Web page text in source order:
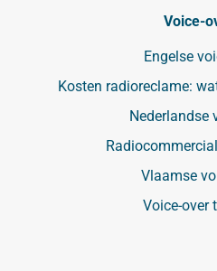
Voice-
Engelse
Kosten radioreclame:
Nederlandse
Vlaamse
Voice-over